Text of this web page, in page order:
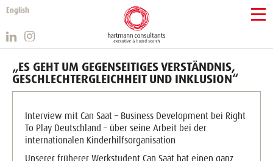
English
„ES GEHT UM GEGENSEITIGES VERSTÄNDNIS,
GESCHLECHTERGLEICHHEIT UND INKLUSION“
Interview mit Can Saat – Business Development bei Right
To Play Deutschland – über seine Arbeit bei der
internationalen Kinderhilfsorganisation
Unserer früherer Werkstudent Can Saat hat einen ganz